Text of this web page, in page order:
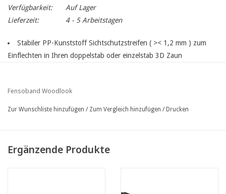
Verfügbarkeit:
Auf Lager
Lieferzeit:
4 - 5 Arbeitstagen
Stabiler PP-Kunststoff Sichtschutzstreifen ( >< 1,2 mm ) zum
Einflechten in Ihren doppelstab oder einzelstab 3D Zaun
versehen mit genärbte Holzmaserung Profil
Hochwertiges, nicht schrumpfungsresistentes und langlebiges,
auf die genaue Länge zugeschnitten für den Einbau in ein 2,5 m
Fensoband Woodlook
Zur Wunschliste hinzufügen / Zum Vergleich hinzufügen / Drucken
Ergänzende Produkte